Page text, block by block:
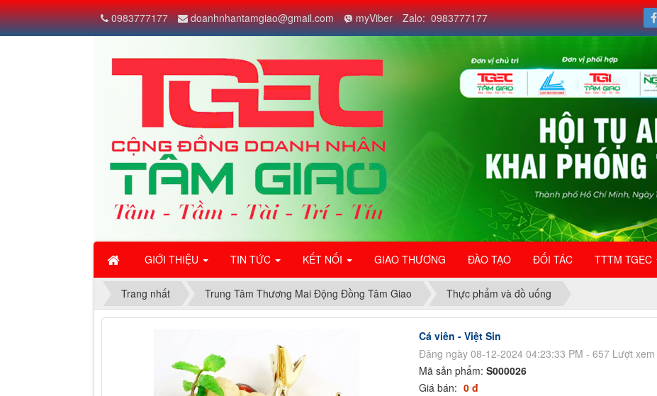
Đang cập nhật">
GIỚI THIỆU TIN TỨC KẾT NỐI GIAO THƯƠNG ĐÀO TẠO ĐỐI TÁC TTTM TGEC
0983777177 doanhnhantamgiao@gmail.com myViber Zalo: 0983777177
Trang nhất Trung Tâm Thương Mai Động Đồng Tâm Giao Thực phẩm và đồ uống
Cá viên - Việt Sin
Đăng ngày 08-12-2024 04:23:33 PM - 657 Lượt xem
Mã sản phẩm: S000026
Giá bán: 0 đ